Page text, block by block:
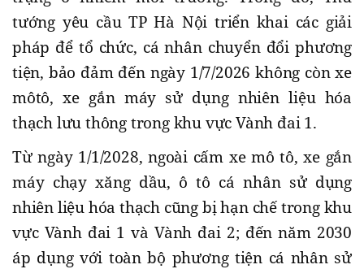
tướng yêu cầu TP Hà Nội triển khai các giải
pháp để tổ chức, cá nhân chuyển đổi phương
tiện, bảo đảm đến ngày 1/7/2026 không còn xe
môtô, xe gắn máy sử dụng nhiên liệu hóa
thạch lưu thông trong khu vực Vành đai 1.
Từ ngày 1/1/2028, ngoài cấm xe mô tô, xe gắn
máy chạy xăng dầu, ô tô cá nhân sử dụng
nhiên liệu hóa thạch cũng bị hạn chế trong khu
vực Vành đai 1 và Vành đai 2; đến năm 2030
áp dụng với toàn bộ phương tiện cá nhân sử